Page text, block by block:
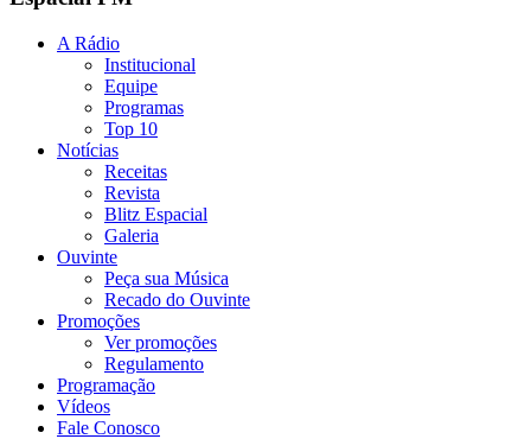
A Rádio
Institucional
Equipe
Programas
Top 10
Notícias
Receitas
Revista
Blitz Espacial
Galeria
Ouvinte
Peça sua Música
Recado do Ouvinte
Promoções
Ver promoções
Regulamento
Programação
Vídeos
Fale Conosco